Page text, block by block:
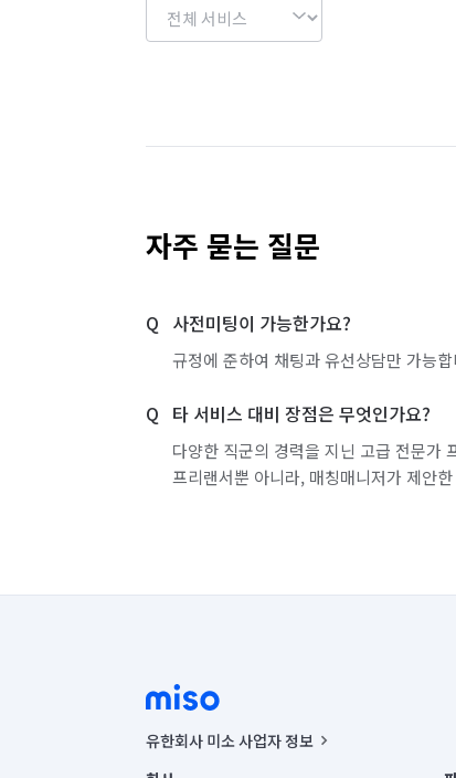
자주 묻는 질문
사전미팅이 가능한가요?
규정에 준하여 채팅과 유선상담만 가능
타 서비스 대비 장점은 무엇인가요?
다양한 직군의 경력을 지닌 고급 전문가
프리랜서뿐 아니라, 매칭매니저가 제안
유한회사 미소 사업자 정보
사업자등록번호 : 291-87-00271 | 인허가번호 :